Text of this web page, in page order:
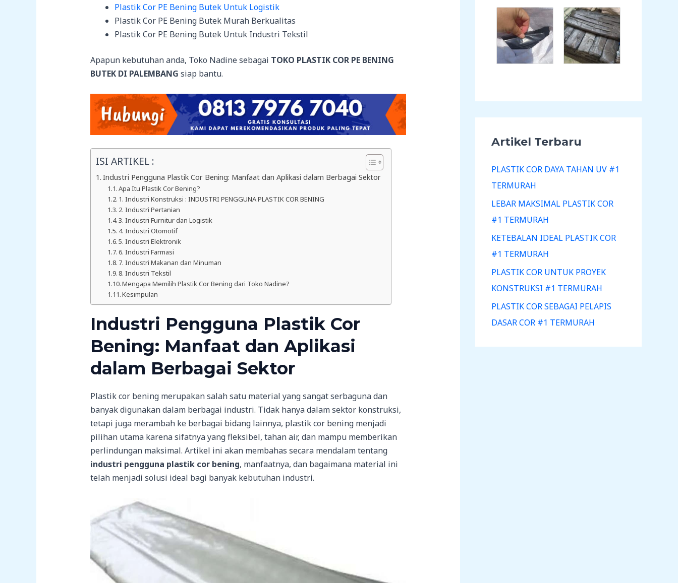
Plastik Cor PE Bening Butek Untuk Logistik
Plastik Cor PE Bening Butek Murah Berkualitas
Plastik Cor PE Bening Butek Untuk Industri Tekstil
Apapun kebutuhan anda, Toko Nadine sebagai TOKO PLASTIK COR PE BENING
BUTEK DI PALEMBANG siap bantu.
ISI ARTIKEL :
Industri Pengguna Plastik Cor Bening: Manfaat dan Aplikasi dalam Berbagai Sektor
Apa Itu Plastik Cor Bening?
1. Industri Konstruksi : INDUSTRI PENGGUNA PLASTIK COR BENING
2. Industri Pertanian
3. Industri Furnitur dan Logistik
4. Industri Otomotif
5. Industri Elektronik
6. Industri Farmasi
7. Industri Makanan dan Minuman
8. Industri Tekstil
Mengapa Memilih Plastik Cor Bening dari Toko Nadine?
Kesimpulan
Industri Pengguna Plastik Cor
Bening: Manfaat dan Aplikasi
dalam Berbagai Sektor
Plastik cor bening merupakan salah satu material yang sangat serbaguna dan
banyak digunakan dalam berbagai industri. Tidak hanya dalam sektor konstruksi,
tetapi juga merambah ke berbagai bidang lainnya, plastik cor bening menjadi
pilihan utama karena sifatnya yang fleksibel, tahan air, dan mampu memberikan
perlindungan maksimal. Artikel ini akan membahas secara mendalam tentang
industri pengguna plastik cor bening, manfaatnya, dan bagaimana material ini
telah menjadi solusi ideal bagi banyak kebutuhan industri.
Artikel Terbaru
PLASTIK COR DAYA TAHAN UV #1
TERMURAH
LEBAR MAKSIMAL PLASTIK COR
#1 TERMURAH
KETEBALAN IDEAL PLASTIK COR
#1 TERMURAH
PLASTIK COR UNTUK PROYEK
KONSTRUKSI #1 TERMURAH
PLASTIK COR SEBAGAI PELAPIS
DASAR COR #1 TERMURAH